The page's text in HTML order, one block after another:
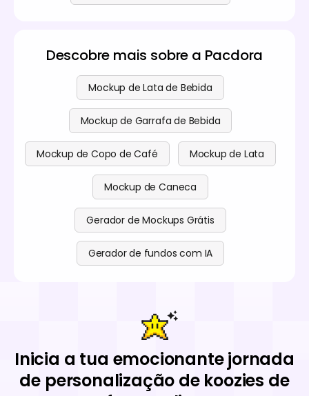
Descobre mais sobre a Pacdora
Mockup de Lata de Bebida
Mockup de Garrafa de Bebida
Mockup de Copo de Café Mockup de Lata
Mockup de Caneca
Gerador de Mockups Grátis
Gerador de fundos com IA
Inicia a tua emocionante jornada
de personalização de koozies de